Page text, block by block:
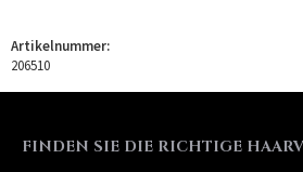
Artikelnummer:
206510
FINDEN SIE DIE RICHTIGE